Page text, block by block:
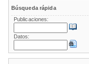
Búsqueda rápida
Publicaciones:
Datos: